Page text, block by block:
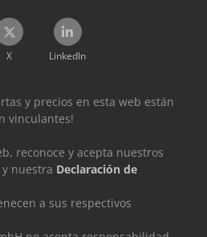
X LinkedIn
y precios en esta web están
vinculantes!
reconoce y acepta nuestros
y nuestra Declaración de
a sus respectivos